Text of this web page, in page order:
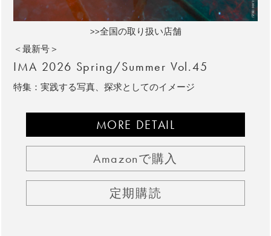
>>全国の取り扱い店舗
＜最新号＞
IMA 2026 Spring/Summer Vol.45
特集：実践する写真、探求としてのイメージ
MORE DETAIL
Amazonで購入
定期購読